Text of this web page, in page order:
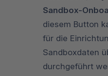
Sandbox-
diesem Button
für die
Sandboxdaten
durchgeführt